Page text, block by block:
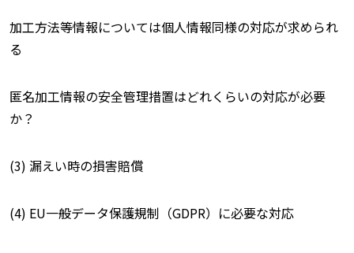
加工方法等情報については個人情報同様の対応が求められ
る
匿名加工情報の安全管理措置はどれくらいの対応が必要
か？
(3) 漏えい時の損害賠償
(4) EU一般データ保護規制（GDPR）に必要な対応